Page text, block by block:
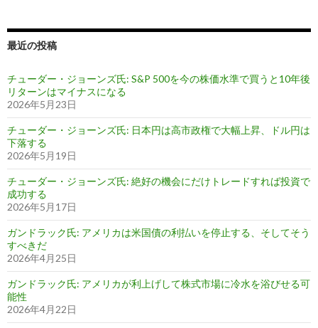
最近の投稿
チューダー・ジョーンズ氏: S&P 500を今の株価水準で買うと10年後
リターンはマイナスになる
2026年5月23日
チューダー・ジョーンズ氏: 日本円は高市政権で大幅上昇、ドル円は
下落する
2026年5月19日
チューダー・ジョーンズ氏: 絶好の機会にだけトレードすれば投資で
成功する
2026年5月17日
ガンドラック氏: アメリカは米国債の利払いを停止する、そしてそう
すべきだ
2026年4月25日
ガンドラック氏: アメリカが利上げして株式市場に冷水を浴びせる可
能性
2026年4月22日